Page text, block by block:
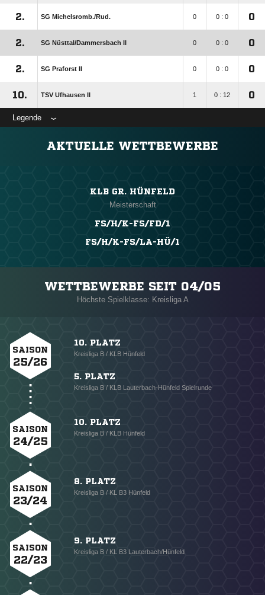
2. SG Michelsromb./​Rud. 0 0 : 0 0
2. SG Nüsttal/​Dammersbach II 0 0 : 0 0
2. SG Praforst II 0 0 : 0 0
10. TSV Ufhausen II 1 0 : 12 0
Legende
AKTUELLE WETTBEWERBE
KLB GR. HÜNFELD
Meisterschaft
FS/H/K-FS/FD/1
FS/H/K-FS/LA-HÜ/1
WETTBEWERBE SEIT 04/05
Höchste Spielklasse: Kreisliga A
SAISON
25/26
10. PLATZ
Kreisliga B / KLB Hünfeld
5. PLATZ
Kreisliga B / KLB Lauterbach-Hünfeld Spielrunde
SAISON
24/25
10. PLATZ
Kreisliga B / KLB Hünfeld
SAISON
23/24
8. PLATZ
Kreisliga B / KL B3 Hünfeld
SAISON
22/23
9. PLATZ
Kreisliga B / KL B3 Lauterbach/Hünfeld